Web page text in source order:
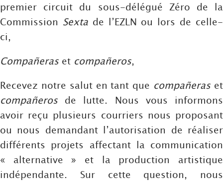
premier circuit du sous-délégué Zéro de la
Commission Sextade l’EZLN ou lors de celle-
ci,
Compañeras et compañeros,
Recevez notre salut en tant que compañeras et
compañeros de lutte. Nous vous informons
avoir reçu plusieurs courriers nous proposant
ou nous demandant l’autorisation de réaliser
différents projets affectant la communication
« alternative » et la production artistique
indépendante. Sur cette question, nous